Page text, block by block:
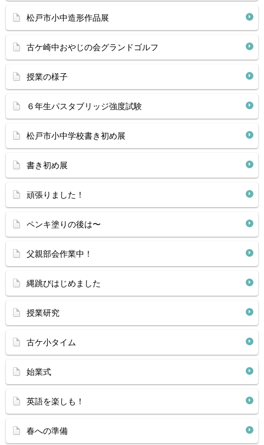
松戸市小中造形作品展
古ケ崎中おやじの会グランドゴルフ
授業の様子
６年生パスタブリッジ強度試験
松戸市小中学校書き初め展
書き初め展
頑張りました！
ペンキ塗りの後は〜
父親部会作業中！
縄跳びはじめました
授業研究
古ケ小タイム
始業式
英語を楽しも！
春への準備